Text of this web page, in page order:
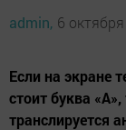
admin, 6
Если на экране
стоит буква
транслируется